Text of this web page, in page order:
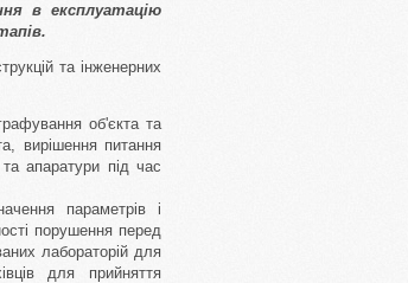
в експлуатацію
та інженерних
об'єкта та
вирішення питання
апаратури під час
параметрів і
порушення перед
лабораторій для
для прийняття